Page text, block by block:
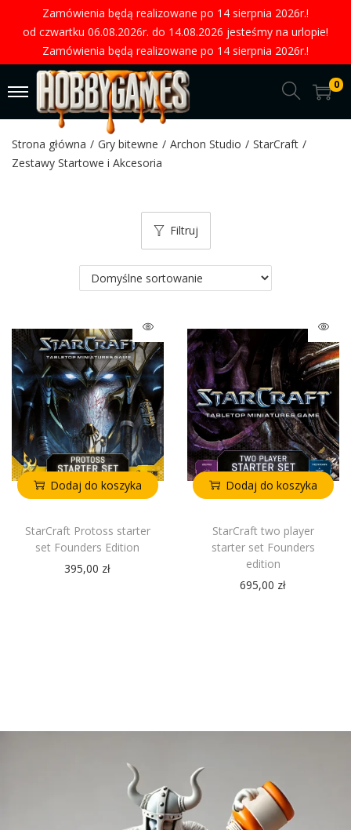
Zamówienia będą realizowane po 14 sierpnia 2026r.!
od czwartku 06.08.2026r. do 14.08.2026 jesteśmy na urlopie!
Zamówienia będą realizowane po 14 sierpnia 2026r.!
0
Strona główna / Gry bitewne / Archon Studio / StarCraft /
Zestawy Startowe i Akcesoria
Filtruj
Dodaj do koszyka
StarCraft Protoss starter
set Founders Edition
395,00 zł
Dodaj do koszyka
StarCraft two player
starter set Founders
edition
695,00 zł